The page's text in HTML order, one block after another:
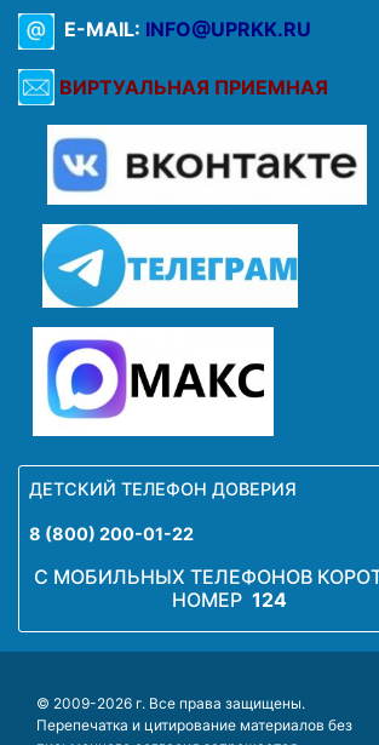
E-MAIL: INFO@UPRKK.RU
ВИРТУАЛЬНАЯ ПРИЕМНАЯ
ДЕТСКИЙ ТЕЛЕФОН ДОВЕРИЯ
8 (800) 200-01-22
С МОБИЛЬНЫХ ТЕЛЕФОНОВ
НОМЕР 124
© 2009-2026 г. Все права защищены.
Перепечатка и цитирование материалов без